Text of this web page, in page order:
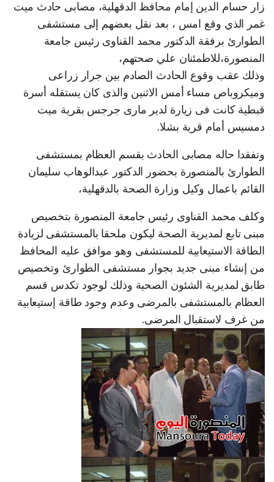
زار حسام الدين إمام محافظ الدقهلية، مصابى حادث ميت
غمر الذي وقع امس ، بعد نقل بعضهم إلى مستشفى
الطوارئ برفقة الدكتور محمد القناوى رئيس جامعة
المنصورة،للاطمئنان علي صحتهم،
وذلك عقب وقوع الحادث الصادم بين جرار زراعى
وميكروباص مساء أمس الاثنين والذى كان يستقله أسرة
قبطية كانت فى زيارة لدير مارى جرجس بقرية ميت
دمسيس أمام قرية بشلا.
وتفقدا حاله مصابى الحادث بقسم العظام بمستشفى
الطوارئ بالمنصورة بحضور الدكتور عبدالوهاب سليمان
القائم باعمال وكيل وزارة الصحة بالدقهلية،
وكلف محمد القناوى رئيس جامعة المنصورة بتخصيص
مبنى تابع لمديرية الصحة ليكون ملحقا بالمستشفى لزيادة
الطاقة الاستيعابية للمستشفى وهو موافق عليه المحافظ
من إنشاء مبنى جديد بجوار مستشفى الطوارئ وتخصيص
طابق لمديرية الشئون الصحية وذلك لوجود تكدس قسم
العظام بالمستشفى بالمرضى وعدم وجود طاقة إستيعابية
من غرف لاستقبال المرضى.